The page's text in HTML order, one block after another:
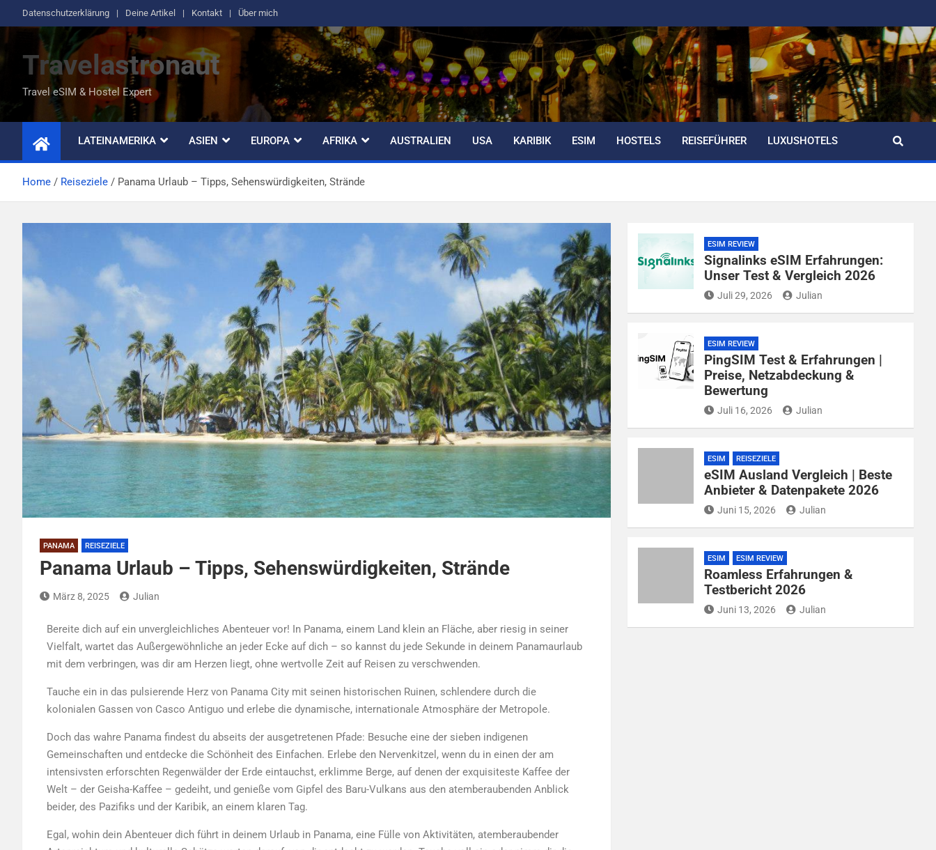
Datenschutzerklärung Deine Artikel Kontakt Über mich
Travelastronaut
Travel eSIM & Hostel Expert
LATEINAMERIKA ASIEN EUROPA AFRIKA AUSTRALIEN USA KARIBIK ESIM HOSTELS REISEFÜHRER LUXUSHOTELS
Home Reiseziele Panama Urlaub – Tipps, Sehenswürdigkeiten, Strände
PANAMA REISEZIELE
Panama Urlaub – Tipps, Sehenswürdigkeiten, Strände
März 8, 2025 Julian
Bereite dich auf ein unvergleichliches Abenteuer vor! In Panama, einem Land klein an Fläche, aber riesig in seiner
Vielfalt, wartet das Außergewöhnliche an jeder Ecke auf dich – so kannst du jede Sekunde in deinem Panamaurlaub
mit dem verbringen, was dir am Herzen liegt, ohne wertvolle Zeit auf Reisen zu verschwenden.
Tauche ein in das pulsierende Herz von Panama City mit seinen historischen Ruinen, schlendere durch die
kolonialen Gassen von Casco Antiguo und erlebe die dynamische, internationale Atmosphäre der Metropole.
Doch das wahre Panama findest du abseits der ausgetretenen Pfade: Besuche eine der sieben indigenen
Gemeinschaften und entdecke die Schönheit des Einfachen. Erlebe den Nervenkitzel, wenn du in einen der am
intensivsten erforschten Regenwälder der Erde eintauchst, erklimme Berge, auf denen der exquisiteste Kaffee der
Welt – der Geisha-Kaffee – gedeiht, und genieße vom Gipfel des Baru-Vulkans aus den atemberaubenden Anblick
beider, des Pazifiks und der Karibik, an einem klaren Tag.
Egal, wohin dein Abenteuer dich führt in deinem Urlaub in Panama, eine Fülle von Aktivitäten, atemberaubender
ESIM REVIEW
Signalinks eSIM Erfahrungen:
Unser Test & Vergleich 2026
Juli 29, 2026 Julian
ESIM REVIEW
PingSIM Test & Erfahrungen |
Preise, Netzabdeckung &
Bewertung
Juli 16, 2026 Julian
ESIM REISEZIELE
eSIM Ausland Vergleich | Beste
Anbieter & Datenpakete 2026
Juni 15, 2026 Julian
ESIM ESIM REVIEW
Roamless Erfahrungen &
Testbericht 2026
Juni 13, 2026 Julian